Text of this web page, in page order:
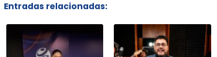
Entradas relacionadas: